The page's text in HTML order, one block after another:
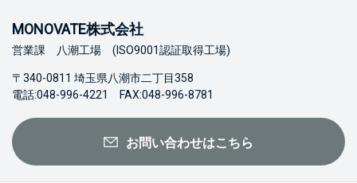
MONOVATE株式会社
営業課 八潮工場 (ISO9001認証取得工場)
〒340-0811 埼玉県八潮市二丁目358
電話:048-996-4221 FAX:048-996-8781
お問い合わせはこちら